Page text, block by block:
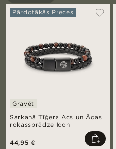
Sarkanā Tīģera Acs un Ādas
rokassprādze Icon
Pārdotākās Preces
Gravēt
44,95 €